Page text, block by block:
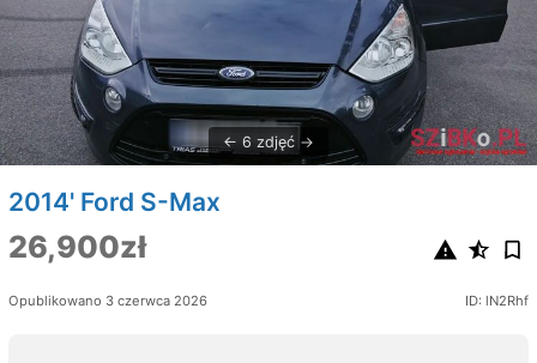
6 zdjęć
2014' Ford S-Max
26,900zł
Opublikowano 3 czerwca 2026 ID: lN2Rhf